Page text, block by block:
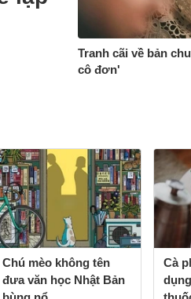
Tranh cãi về bản
cô đơn'
Chú mèo không tên
đưa văn học Nhật Bản
bùng nổ
Cà